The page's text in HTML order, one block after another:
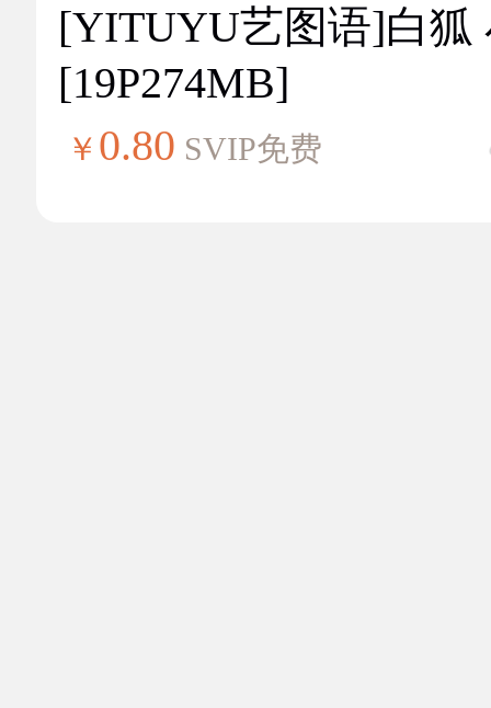
[YITUYU艺图语]白狐
[19P274MB]
￥ 0.80 SVIP免费